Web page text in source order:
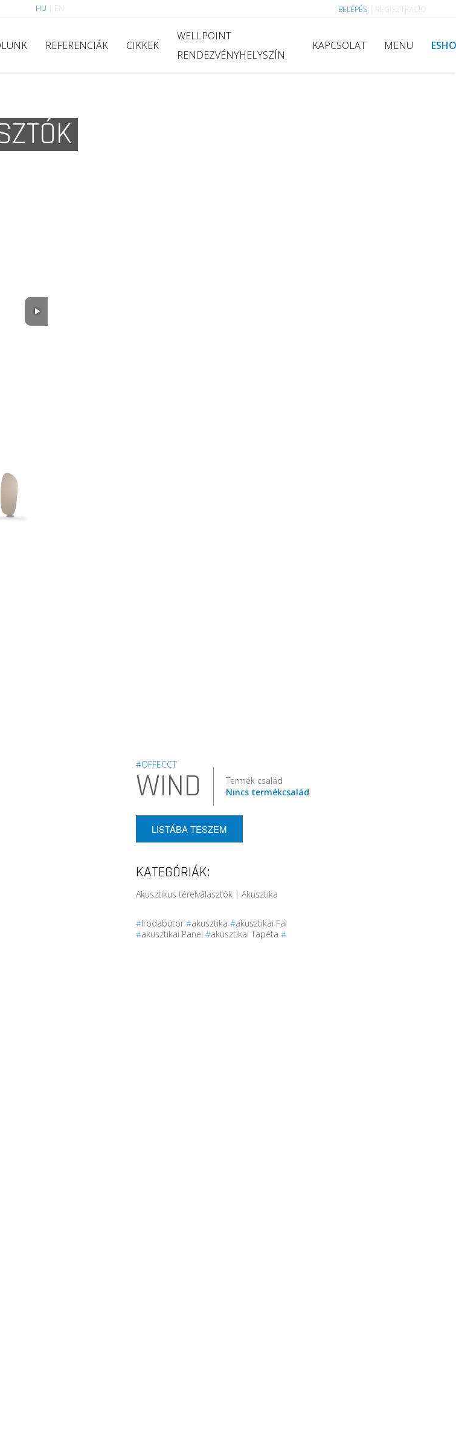
HU EN BELÉPÉS REGISZTRÁCIÓ
REFERENCIÁK CIKKEK
WELLPOINT
RENDEZVÉNYHELYSZÍN
KAPCSOLAT MENU
#OFFECCT
WIND
Termék család
Nincs termékcsalád
LISTÁBA TESZEM
KATEGÓRIÁK:
Akusztikus térelválasztók | Akusztika
#Irodabútor #akusztika #akusztikai Fal
#akusztikai Panel #akusztikai Tapéta #